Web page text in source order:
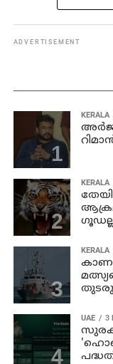
ADVERTISEMENT
KERALA
KERALA
KERALA
UAE 3